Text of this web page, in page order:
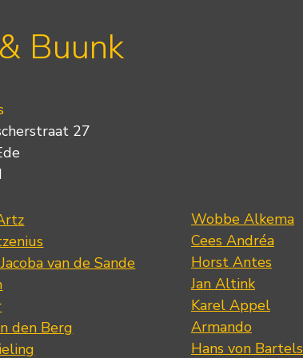
Buunk
27
van de Sande
den Berg
Wobbe Alkema
Cees Andréa
Horst Antes
Jan Altink
Karel Appel
Armando
Hans von Bartels